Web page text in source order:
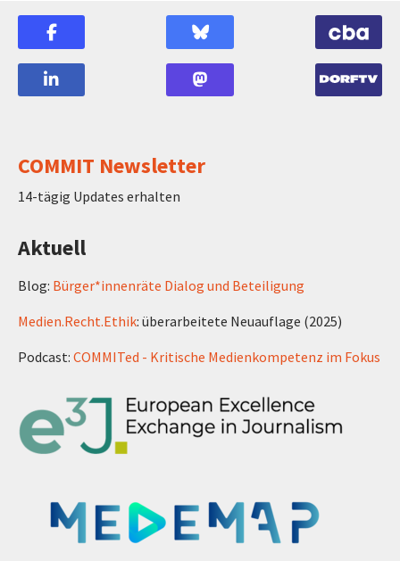
COMMIT Newsletter
14-tägig Updates erhalten
Aktuell
Blog: Bürger*innenräte Dialog und Beteiligung
Medien.Recht.Ethik: überarbeitete Neuauflage (2025)
Podcast: COMMITed - Kritische Medienkompetenz im Fokus